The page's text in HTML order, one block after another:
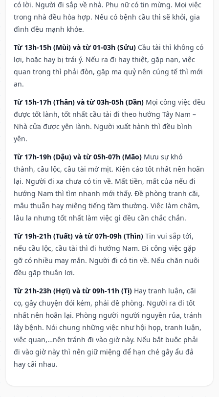
có lời. Người đi sắp về nhà. Phụ nữ có tin mừng. Mọi việc
trong nhà đều hòa hợp. Nếu có bệnh cầu thì sẽ khỏi, gia
đình đều mạnh khỏe.
Từ 13h-15h (Mùi) và từ 01-03h (Sửu) Cầu tài thì không có
lợi, hoặc hay bị trái ý. Nếu ra đi hay thiệt, gặp nạn, việc
quan trọng thì phải đòn, gặp ma quỷ nên cúng tế thì mới
an.
Từ 15h-17h (Thân) và từ 03h-05h (Dần) Mọi công việc đều
được tốt lành, tốt nhất cầu tài đi theo hướng Tây Nam –
Nhà cửa được yên lành. Người xuất hành thì đều bình
yên.
Từ 17h-19h (Dậu) và từ 05h-07h (Mão) Mưu sự khó
thành, cầu lộc, cầu tài mờ mịt. Kiện cáo tốt nhất nên hoãn
lại. Người đi xa chưa có tin về. Mất tiền, mất của nếu đi
hướng Nam thì tìm nhanh mới thấy. Đề phòng tranh cãi,
mâu thuẫn hay miệng tiếng tầm thường. Việc làm chậm,
lâu la nhưng tốt nhất làm việc gì đều cần chắc chắn.
Từ 19h-21h (Tuất) và từ 07h-09h (Thìn) Tin vui sắp tới,
nếu cầu lộc, cầu tài thì đi hướng Nam. Đi công việc gặp
gỡ có nhiều may mắn. Người đi có tin về. Nếu chăn nuôi
đều gặp thuận lợi.
Từ 21h-23h (Hợi) và từ 09h-11h (Tị) Hay tranh luận, cãi
cọ, gây chuyện đói kém, phải đề phòng. Người ra đi tốt
nhất nên hoãn lại. Phòng người người nguyền rủa, tránh
lây bệnh. Nói chung những việc như hội họp, tranh luận,
việc quan,…nên tránh đi vào giờ này. Nếu bắt buộc phải
đi vào giờ này thì nên giữ miệng để hạn ché gây ẩu đả
hay cãi nhau.